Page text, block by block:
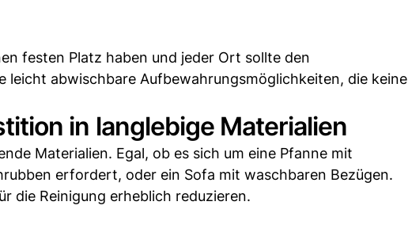
festen Platz haben und jeder Ort sollte den
leicht abwischbare Aufbewahrungsmöglichkeiten, die keine
in langlebige Materialien
Materialien. Egal, ob es sich um eine Pfanne mit
erfordert, oder ein Sofa mit waschbaren Bezügen.
die Reinigung erheblich reduzieren.